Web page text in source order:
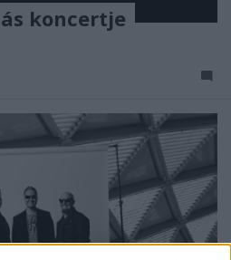
koncertje